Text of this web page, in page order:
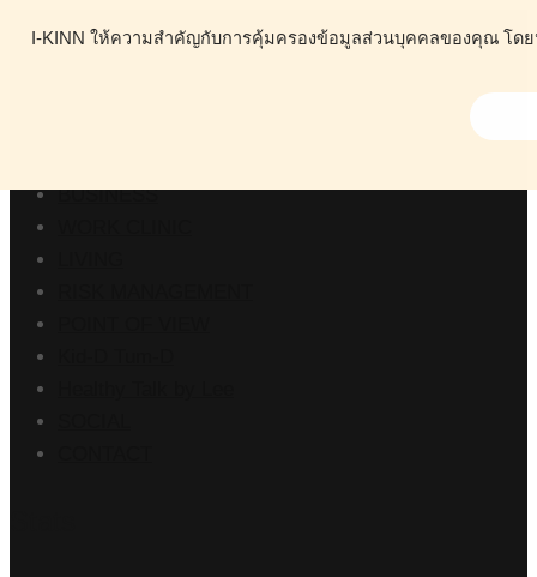
I-KINN ให้ความสำคัญกับการคุ้มครองข้อมูลส่วนบุคคลของคุณ โด
BUSINESS